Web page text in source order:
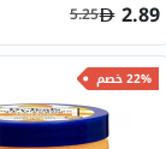
2.89
5.25
22% خصم